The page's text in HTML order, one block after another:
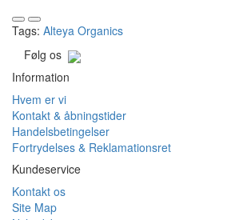
Tags: Alteya Organics
Følg os
Information
Hvem er vi
Kontakt & åbningstider
Handelsbetingelser
Fortrydelses & Reklamationsret
Kundeservice
Kontakt os
Site Map